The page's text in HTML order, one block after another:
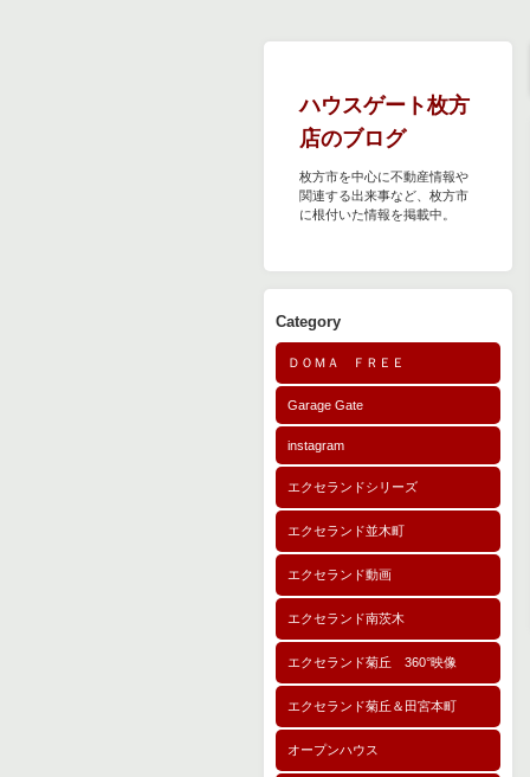
ハウスゲート枚方
店のブログ
枚方市を中心に不動産情報や
関連する出来事など、枚方市
に根付いた情報を掲載中。
Category
ＤＯＭＡ ＦＲＥＥ
Garage Gate
instagram
エクセランドシリーズ
エクセランド並木町
エクセランド動画
エクセランド南茨木
エクセランド菊丘 360°映像
エクセランド菊丘＆田宮本町
オープンハウス